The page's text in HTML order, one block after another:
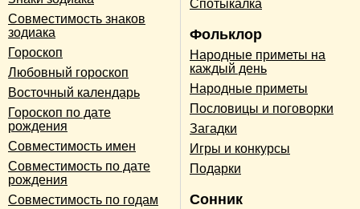
Совместимость знаков
зодиака
Гороскоп
Любовный гороскоп
Восточный календарь
Гороскоп по дате
рождения
Совместимость имен
Совместимость по дате
рождения
Совместимость по годам
Спотыкалка
Фольклор
Народные приметы на
каждый день
Народные приметы
Пословицы и поговорки
Загадки
Игры и конкурсы
Подарки
Сонник